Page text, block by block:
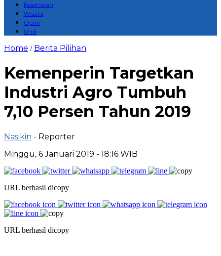
Kesehatan
Wisata
Opini
Unik
Home / Berita Pilihan
Kemenperin Targetkan
Industri Agro Tumbuh
7,10 Persen Tahun 2019
Nasikin - Reporter
Minggu, 6 Januari 2019 - 18:16 WIB
URL berhasil dicopy
URL berhasil dicopy